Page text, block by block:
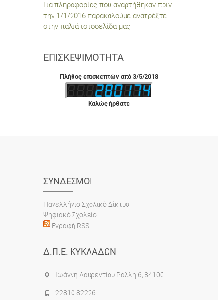
Για πληροφορίες που αναρτήθηκαν πριν
την 1/1/2016 παρακαλούμε ανατρέξτε
στην παλιά ιστοσελίδα μας
ΕΠΙΣΚΕΨΙΜΌΤΗΤΑ
Πλήθος επισκεπτών από 3/5/2018
Καλώς ήρθατε
ΣΎΝΔΕΣΜΟΙ
Πανελλήνιο Σχολικό Δίκτυο
Ψηφιακό Σχολείο
Εγραφή RSS
Δ.Π.Ε. ΚΥΚΛΆΔΩΝ
Ιωάννη Λαυρεντίου Ράλλη 6, 84100
22810 82226